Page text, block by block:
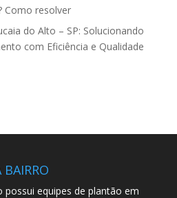
Como resolver
do Alto – SP: Solucionando
com Eficiência e Qualidade
BAIRRO
possui equipes de plantão em